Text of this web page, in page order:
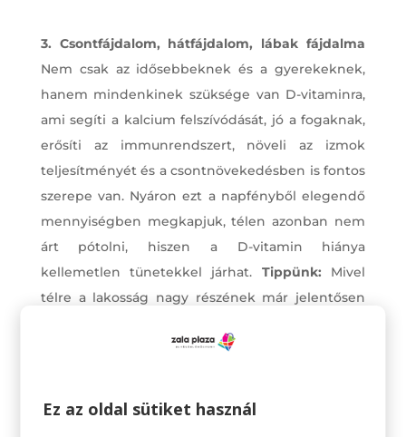
3. Csontfájdalom, hátfájdalom, lábak fájdalma
Nem csak az idősebbeknek és a gyerekeknek,
hanem mindenkinek szüksége van D-vitaminra,
ami segíti a kalcium felszívódását, jó a fogaknak,
erősíti az immunrendszert, növeli az izmok
teljesítményét és a csontnövekedésben is fontos
szerepe van. Nyáron ezt a napfényből elegendő
mennyiségben megkapjuk, télen azonban nem
árt pótolni, hiszen a D-vitamin hiánya
kellemetlen tünetekkel járhat. Tippünk: Mivel
télre a lakosság nagy részének már jelentősen
mindenképpen pótolni kell. Mivel az
vitamin található, pótold szintetikusan. És
Ez az oldal sütiket használ